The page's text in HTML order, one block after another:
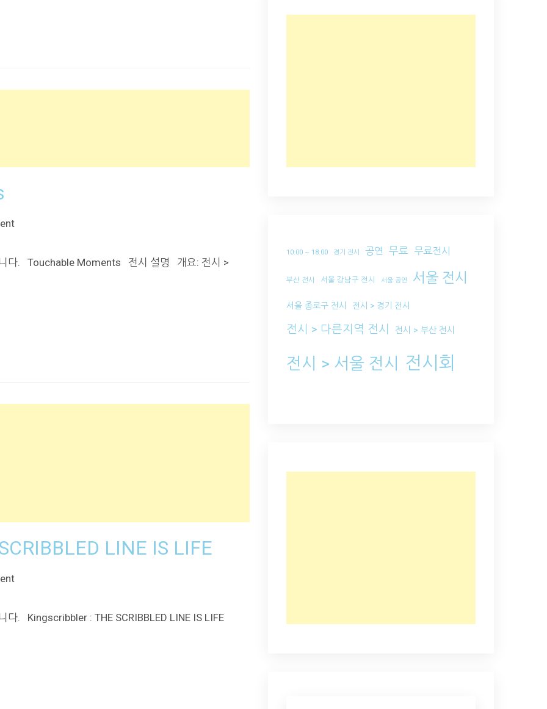
다. Touchable Moments 전시 설명 개요: 전시 >
LINE IS LIFE
다. Kingscribbler : THE SCRIBBLED LINE IS LIFE
10:00 ~ 18:00 경기 전시 공연 무료 무료전시
부산 전시 서울 강남구 전시 서울 공연 서울 전시
서울 종로구 전시 전시 > 경기 전시
전시 > 다른지역 전시 전시 > 부산 전시
전시 > 서울 전시 전시회